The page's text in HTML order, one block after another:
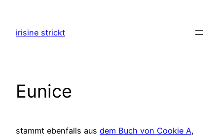
springen
irisine strickt
Eunice
stammt ebenfalls aus dem Buch von Cookie A,